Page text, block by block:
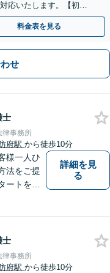
応いたします。【初回
料金表を見る
せ
士
律事務所
府駅 から徒歩10分
様一人ひ
法をご提
ートをお
談くださ
詳細を見
る
士
律事務所
府駅 から徒歩10分